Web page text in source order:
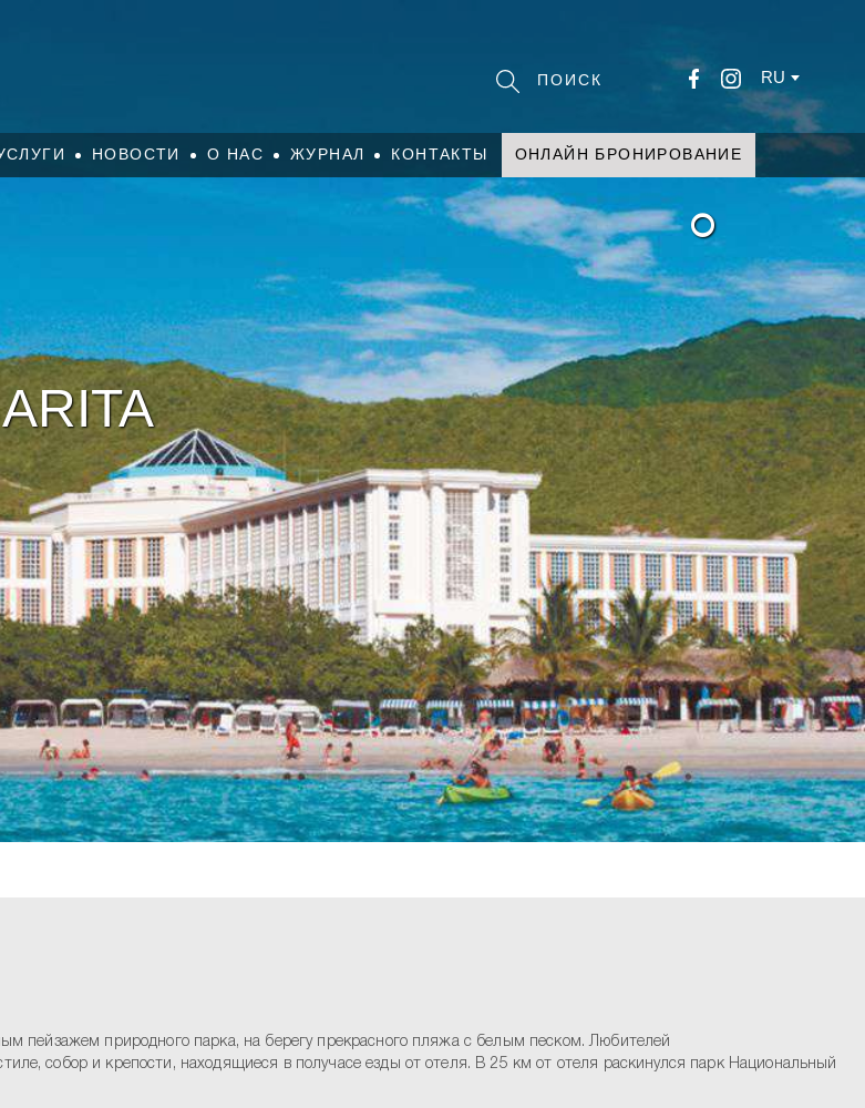
RU
НОВОСТИ О НАС ЖУРНАЛ КОНТАКТЫ ОНЛАЙН БРОНИРОВАНИЕ
°
пейзажем природного парка, на берегу прекрасного пляжа с белым песком. Любителей
собор и крепости, находящиеся в получасе езды от отеля. В 25 км от отеля раскинулся парк Национальный